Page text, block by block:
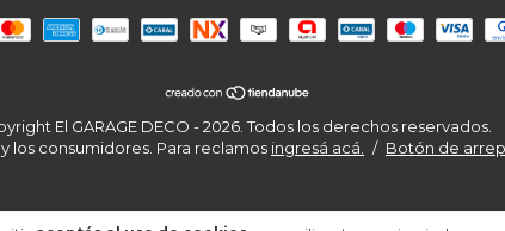
El GARAGE DECO - 2026. Todos los derechos reservados.
los consumidores. Para reclamos ingresá acá. / Botón de